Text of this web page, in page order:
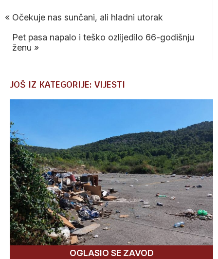
« Očekuje nas sunčani, ali hladni utorak
Pet pasa napalo i teško ozlijedilo 66-godišnju
ženu »
JOŠ IZ KATEGORIJE: VIJESTI
OGLASIO SE ZAVOD